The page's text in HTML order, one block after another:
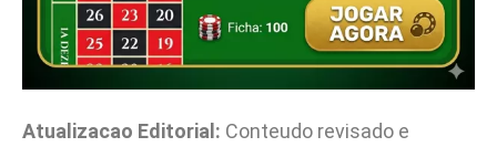
Atualizacao Editorial: Conteudo revisado e